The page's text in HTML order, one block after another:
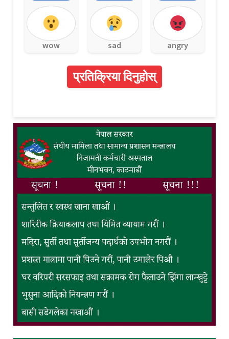
wow sad angry
प्रतिक्रिया दिनुहोस्